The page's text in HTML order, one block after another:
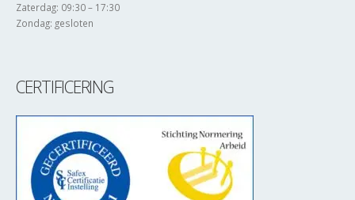
Zaterdag: 09:30 – 17:30
Zondag: gesloten
CERTIFICERING